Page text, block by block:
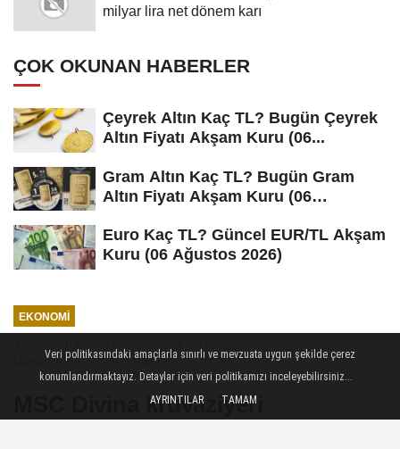
milyar lira net dönem karı
ÇOK OKUNAN HABERLER
Çeyrek Altın Kaç TL? Bugün Çeyrek
Altın Fiyatı Akşam Kuru (06...
Gram Altın Kaç TL? Bugün Gram
Altın Fiyatı Akşam Kuru (06
Euro Kaç TL? Güncel EUR/TL Akşam
Kuru (06 Ağustos 2026)
EKONOMI
Güncelleme: 07 Temmuz 2026 - 12:02
MSC Divina kruvaziyeri
Veri politikasındaki amaçlarla sınırlı ve mevzuata uygun şekilde çerez
konumlandırmaktayız. Detaylar için veri politikamızı inceleyebilirsiniz...
AYRINTILAR
TAMAM